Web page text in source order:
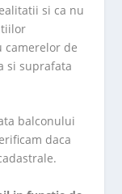
si ca nu
camerelor de
si suprafata
balconului
daca